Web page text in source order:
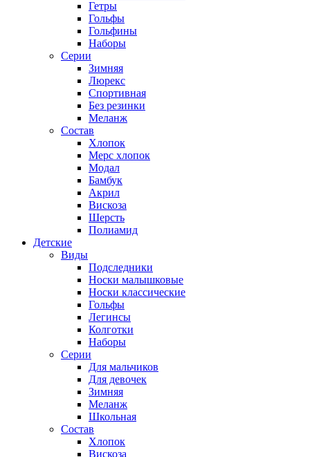
Гетры
Гольфы
Гольфины
Наборы
Серии
Зимняя
Люрекс
Спортивная
Без резинки
Меланж
Состав
Хлопок
Мерс хлопок
Модал
Бамбук
Акрил
Вискоза
Шерсть
Полиамид
Детские
Виды
Подследники
Носки малышковые
Носки классические
Гольфы
Легинсы
Колготки
Наборы
Серии
Для мальчиков
Для девочек
Зимняя
Меланж
Школьная
Состав
Хлопок
Вискоза